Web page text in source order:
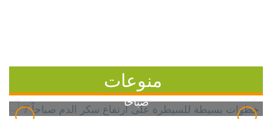
منوعات
7 خطوات بسيطة للسيطرة على ارتفاع سكر الدم
صباحاً